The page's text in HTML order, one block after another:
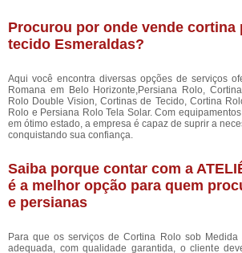
Procurou por onde vende cortina
tecido Esmeraldas?
Aqui você encontra diversas opções de serviços
Romana em Belo Horizonte,Persiana Rolo,
Rolo Double Vision, Cortinas de Tecido, Cortina
Rolo e Persiana Rolo Tela Solar. Com
em ótimo estado, a empresa é capaz de suprir a
conquistando sua confiança.
Saiba porque contar com a
é a melhor opção para quem
e persianas
Para que os serviços de Cortina Rolo sob
adequada, com qualidade garantida, o cliente